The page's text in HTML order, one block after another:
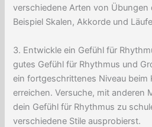
verschiedene Arten von Übungen
Beispiel Skalen, Akkorde und
3. Entwickle ein Gefühl für
gutes Gefühl für Rhythmus und
ein fortgeschrittenes Niveau beim
erreichen. Versuche, mit anderen
dein Gefühl für Rhythmus zu
verschiedene Stile ausprobierst.